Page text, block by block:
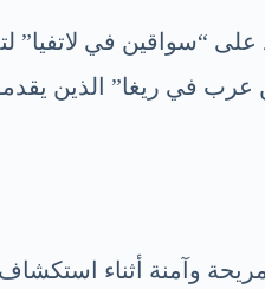
في ريغا” الذين
وآمنة أثناء